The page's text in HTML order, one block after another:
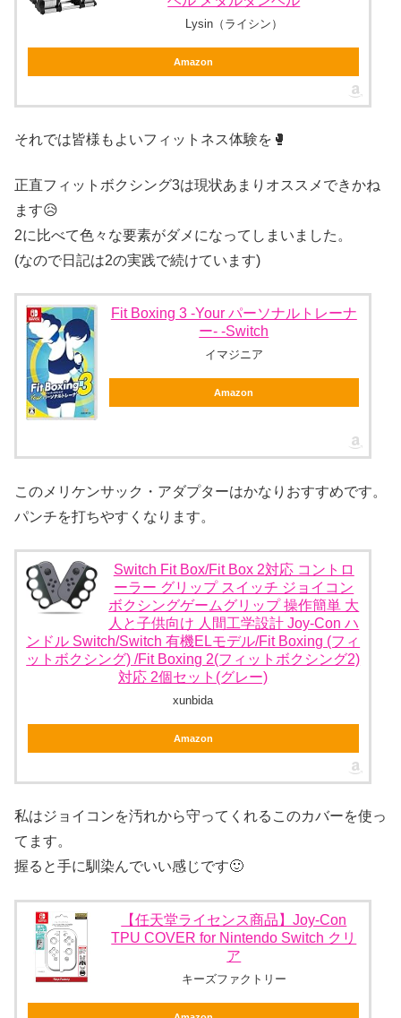
Lysin（ライシン）
Amazon
それでは皆様もよいフィットネス体験を🥊
正直フィットボクシング3は現状あまりオススメできかね
ます😥
2に比べて色々な要素がダメになってしまいました。
(なので日記は2の実践で続けています)
Fit Boxing 3 -Your パーソナルトレーナ
ー- -Switch
イマジニア
Amazon
このメリケンサック・アダプターはかなりおすすめです。
パンチを打ちやすくなります。
Switch Fit Box/Fit Box 2対応 コントロ
ーラー グリップ スイッチ ジョイコン
ボクシングゲームグリップ 操作簡単 大
人と子供向け 人間工学設計 Joy-Con ハ
ンドル Switch/Switch 有機ELモデル/Fit Boxing (フィ
ットボクシング) /Fit Boxing 2(フィットボクシング2)
対応 2個セット(グレー)
xunbida
Amazon
私はジョイコンを汚れから守ってくれるこのカバーを使っ
てます。
握ると手に馴染んでいい感じです🙂
【任天堂ライセンス商品】Joy-Con
TPU COVER for Nintendo Switch クリ
ア
キーズファクトリー